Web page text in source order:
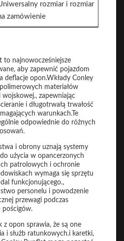
rozmiar i rozmiar
zamówienie
to najnowocześniejsze
aby zapewnić pojazdom
deflacje opon.Wkłady Conley
materiałów
zapewniając
i długotrwałą trwałość
warunkach.Te
odpowiednie do różnych
i obrony uznają systemy
użycia w opancerzonych
patrolowych i ochronie
wymaga się sprzętu
funkcjonującego.,
personelu i powodzenie
przewagi podczas
pościgów.
z opon sprawia, że są one
i służb ratunkowych.i karetki,